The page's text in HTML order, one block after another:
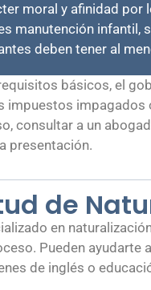
moral y afinidad por
manutención infantil,
deben tener al
básicos, el
impuestos impagados
consultar a un
presentación.
de
en
Pueden
de inglés o